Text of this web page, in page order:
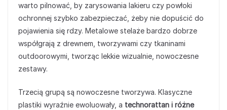
warto pilnować, by zarysowania lakieru czy powłoki
ochronnej szybko zabezpieczać, żeby nie dopuścić do
pojawienia się rdzy. Metalowe stelaże bardzo dobrze
współgrają z drewnem, tworzywami czy tkaninami
outdoorowymi, tworząc lekkie wizualnie, nowoczesne
zestawy.
Trzecią grupą są nowoczesne tworzywa. Klasyczne
plastiki wyraźnie ewoluowały, a technorattan i różne